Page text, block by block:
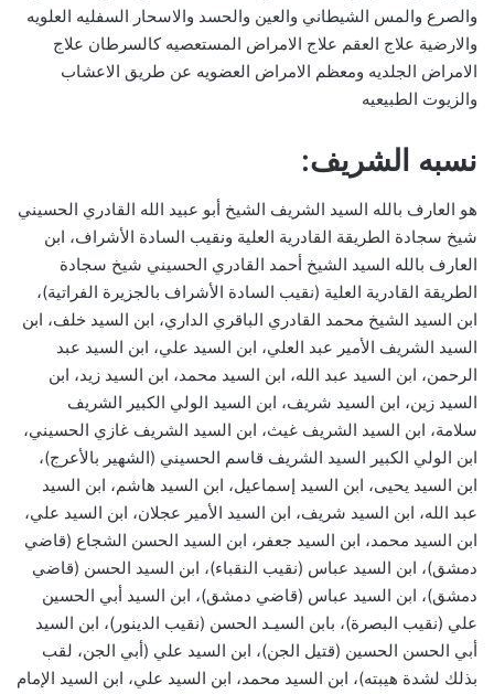
والصرع والمس الشيطاني والعين والحسد والاسحار السفليه العلويه
والارضية علاج العقم علاج الامراض المستعصيه كالسرطان علاج
الامراض الجلديه ومعظم الامراض العضويه عن طريق الاعشاب
والزيوت الطبيعيه
نسبه الشريف:
هو العارف بالله السيد الشريف الشيخ أبو عبيد الله القادري الحسيني
شيخ سجادة الطريقة القادرية العلية ونقيب السادة الأشراف، ابن
العارف بالله السيد الشيخ أحمد القادري الحسيني شيخ سجادة
الطريقة القادرية العلية (نقيب السادة الأشراف بالجزيرة الفراتية)،
ابن السيد الشيخ محمد القادري الباقري الداري، ابن السيد خلف، ابن
السيد الشريف الأمير عبد العلي، ابن السيد علي، ابن السيد عبد
الرحمن، ابن السيد عبد الله، ابن السيد محمد، ابن السيد زيد، ابن
السيد زين، ابن السيد شريف، ابن السيد الولي الكبير الشريف
سلامة، ابن السيد الشريف غيث، ابن السيد الشريف غازي الحسيني،
ابن الولي الكبير السيد الشريف قاسم الحسيني (الشهير بالأعرج)،
ابن السيد يحيى، ابن السيد إسماعيل، ابن السيد هاشم، ابن السيد
عبد الله، ابن السيد شريف، ابن السيد الأمير عجلان، ابن السيد علي،
ابن السيد محمد، ابن السيد جعفر، ابن السيد الحسن الشجاع (قاضي
دمشق)، ابن السيد عباس (نقيب النقباء)، ابن السيد الحسن (قاضي
دمشق)، ابن السيد عباس (قاضي دمشق)، ابن السيد أبي الحسين
علي (نقيب البصرة)، بابن السيـد الحسن (نقيب الدينور)، ابن السيد
أبي الحسن الحسين (قتيل الجن)، ابن السيد علي (أبي الجن، لقب
بذلك لشدة هيبته)، ابن السيد محمد، ابن السيد علي، ابن السيد الإمام